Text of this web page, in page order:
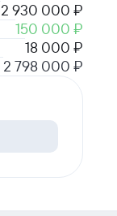
2 930 000 ₽
150 000 ₽
18 000 ₽
2 798 000 ₽